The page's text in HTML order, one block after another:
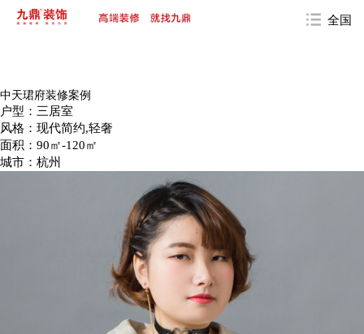
全国
中天珺府装修案例
户型：三居室
风格：现代简约,轻奢
面积：90㎡-120㎡
城市：杭州